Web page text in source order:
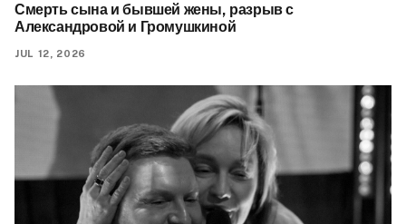
Смерть сына и бывшей жены, разрыв с
Александровой и Громушкиной
JUL 12, 2026